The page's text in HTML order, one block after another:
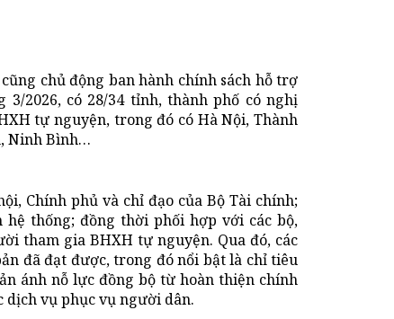
chủ động ban hành chính sách hỗ trợ
2026, có 28/34 tỉnh, thành phố có nghị
tự nguyện, trong đó có Hà Nội, Thành
Ninh Bình…
Chính phủ và chỉ đạo của Bộ Tài chính;
thống; đồng thời phối hợp với các bộ,
tham gia BHXH tự nguyện. Qua đó, các
đã đạt được, trong đó nổi bật là chỉ tiêu
ánh nỗ lực đồng bộ từ hoàn thiện chính
vụ phục vụ người dân.